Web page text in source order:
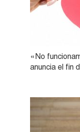
«No
anuncia el fin